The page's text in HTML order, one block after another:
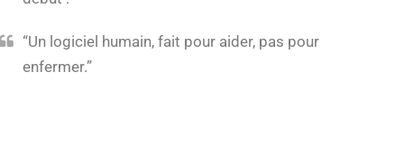
“Un logiciel humain, fait pour aider, pas pour
enfermer.”